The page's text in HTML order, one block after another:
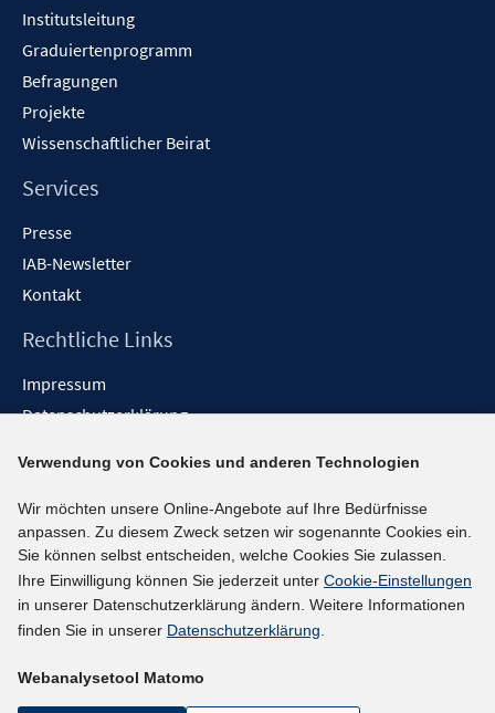
Institutsleitung
Graduiertenprogramm
Befragungen
Projekte
Wissenschaftlicher Beirat
Services
Presse
IAB-Newsletter
Kontakt
Rechtliche Links
Impressum
Datenschutzerklärung
Barrieren melden
Social-Media-Kanäle
BlueSky
YouTube
LinkedIn
kununu
Verwendung von Cookies und anderen Technologien
Wir möchten unsere Online-Angebote auf Ihre Bedürfnisse
anpassen. Zu diesem Zweck setzen wir sogenannte Cookies ein.
Sie können selbst entscheiden, welche Cookies Sie zulassen.
Ihre Einwilligung können Sie jederzeit unter Cookie-Einstellungen
in unserer Datenschutzerklärung ändern. Weitere Informationen
finden Sie in unserer Datenschutzerklärung.
Webanalysetool Matomo